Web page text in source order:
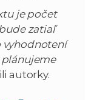
je počet
zatiaľ
vyhodnotení
plánujeme
autorky.